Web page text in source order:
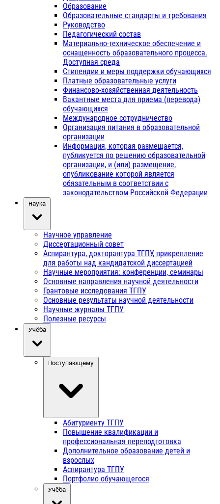
Образование
Образовательные стандарты и требования
Руководство
Педагогический состав
Материально-техническое обеспечение и
оснащенность образовательного процесса.
Доступная среда
Стипендии и меры поддержки обучающихся
Платные образовательные услуги
Финансово-хозяйственная деятельность
Вакантные места для приема (перевода)
обучающихся
Международное сотрудничество
Организация питания в образовательной
организации
Информация, которая размещается,
публикуется по решению образовательной
организации, и (или) размещение,
опубликование которой является
обязательным в соответствии с
законодательством Российской Федерации
Наука
Научное управление
Диссертационный совет
Аспирантура, докторантура ТГПУ, прикрепление
для работы над кандидатской диссертацией
Научные мероприятия: конференции, семинары
Основные направления научной деятельности
Грантовые исследования ТГПУ
Основные результаты научной деятельности
Научные журналы ТГПУ
Полезные ресурсы
Учёба
Поступающему
Абитуриенту ТГПУ
Повышение квалификации и
профессиональная переподготовка
Дополнительное образование детей и
взрослых
Аспирантура ТГПУ
Портфолио обучающегося
Учёба